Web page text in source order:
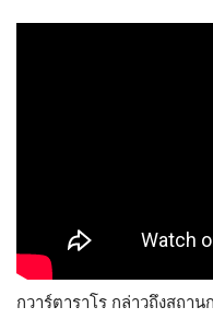
กวาร์ตาราโร กล่าวถึงสถา